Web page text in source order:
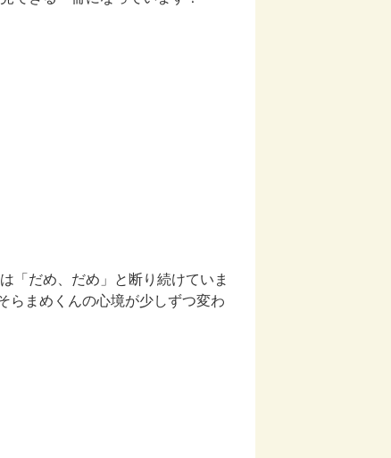
「だめ、だめ」と断り続けていま
らまめくんの心境が少しずつ変わ